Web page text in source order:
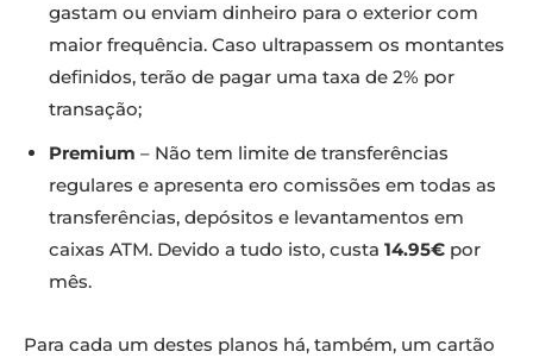
gastam ou enviam dinheiro para o exterior com
maior frequência. Caso ultrapassem os montantes
definidos, terão de pagar uma taxa de 2% por
transação;
Premium – Não tem limite de transferências
regulares e apresenta ero comissões em todas as
transferências, depósitos e levantamentos em
caixas ATM. Devido a tudo isto, custa 14.95€ por
mês.
Para cada um destes planos há, também, um cartão